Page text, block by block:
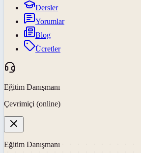
Dersler
Yorumlar
Blog
Ücretler
Eğitim Danışmanı
Çevrimiçi (online)
Eğitim Danışmanı